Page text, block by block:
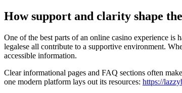
How support and clarity shape
One of the best parts of an online casino experience is
legalese all contribute to a supportive environment.
accessible information.
Clear informational pages and FAQ sections often
one modern platform lays out its resources: https://